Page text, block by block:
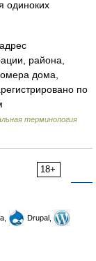
одиноких
района,
дома,
по
терминология
18+
Drupal,